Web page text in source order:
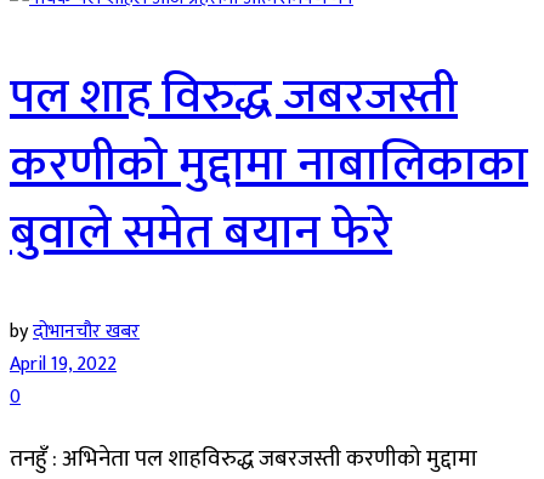
पल शाह विरुद्ध जबरजस्ती
करणीको मुद्दामा नाबालिकाका
बुवाले समेत बयान फेरे
byदोभानचौर खबर
April 19, 2022
0
तनहुँ : अभिनेता पल शाहविरुद्ध जबरजस्ती करणीको मुद्दामा